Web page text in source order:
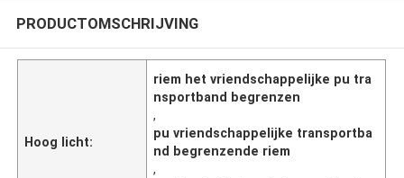
PRODUCTOMSCHRIJVING
Hoog licht:
riem het vriendschappelijke pu tra
nsportband begrenzen
,
pu vriendschappelijke transportba
nd begrenzende riem
,